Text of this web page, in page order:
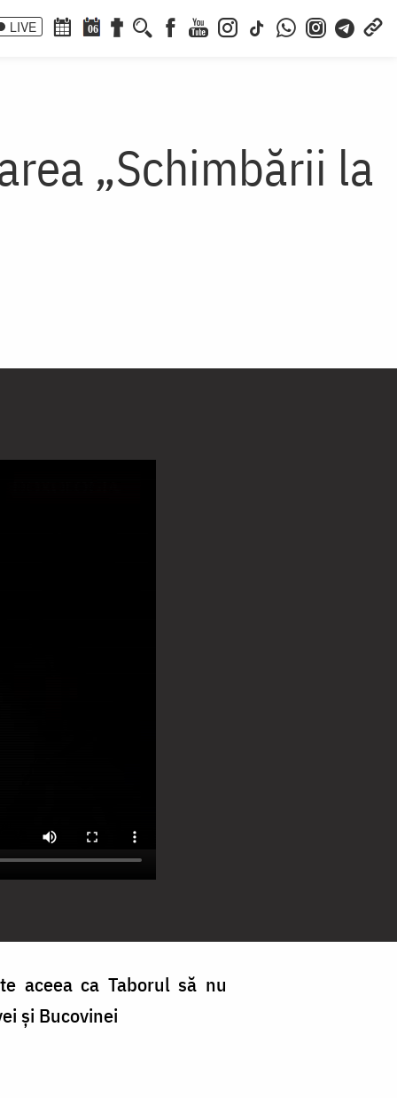
LIVE 06
„Schimbării la
aceea ca Taborul să nu
și Bucovinei